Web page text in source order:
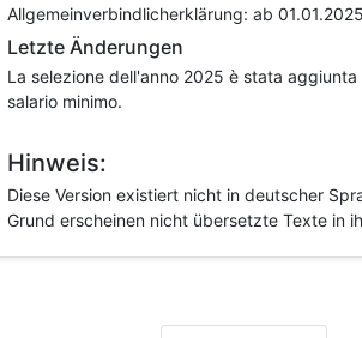
Allgemeinverbindlicherklärung: ab 01.01.2025
Letzte Änderungen
La selezione dell'anno 2025 è stata
salario minimo.
Hinweis:
Diese Version existiert nicht in deutscher
Grund erscheinen nicht übersetzte Texte in